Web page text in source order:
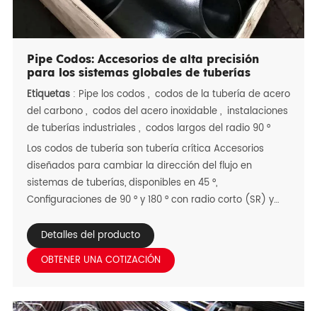
Pipe Codos: Accesorios de alta precisión
para los sistemas globales de tuberías
Etiquetas: Pipe los codos , codos de la tubería de acero
del carbono, codos del acero inoxidable, instalaciones
de tuberías industriales , codos largos del radio 90 °
Los codos de tubería son tubería crítica Accesorios
diseñados para cambiar la dirección del flujo en
sistemas de tuberías, disponibles en 45 °,
Configuraciones de 90 ° y 180 ° con radio corto (SR) y
globales, se adaptan a las duras regiones Climas: calor
del desierto, humedad costera, lluvias tropicales y altas
temperaturas Entornos industriales. Elaborado a partir
estos codos ofrecen un rendimiento a medida: las
Detalles del producto
OBTENER UNA COTIZACIÓN